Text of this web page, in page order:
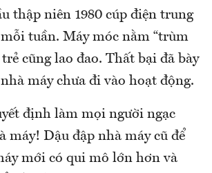
thập niên 1980 cúp điện trung
tuần. Máy móc nằm “trùm
trẻ cũng lao đao. Thất bại đã bày
máy chưa đi vào hoạt động.
định làm mọi người ngạc
máy! Dậu đập nhà máy cũ để
mới có qui mô lớn hơn và